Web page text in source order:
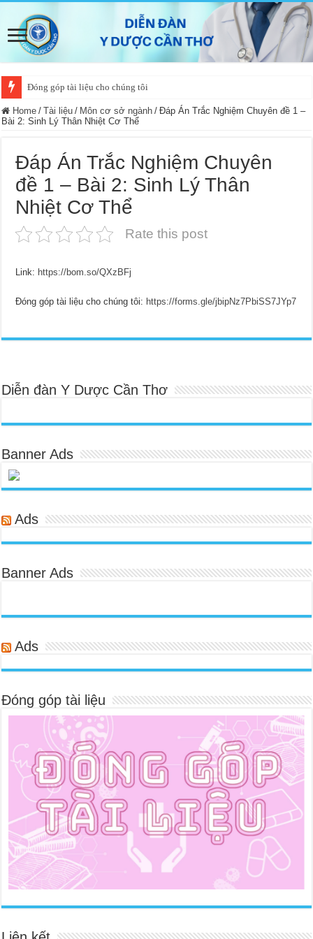
Đóng góp tài liệu cho chúng tôi
Home / Tài liệu / Môn cơ sở ngành / Đáp Án Trắc Nghiệm Chuyên đề 1 –
Bài 2: Sinh Lý Thân Nhiệt Cơ Thể
Đáp Án Trắc Nghiệm Chuyên
đề 1 – Bài 2: Sinh Lý Thân
Nhiệt Cơ Thể
Rate this post
Link: https://bom.so/QXzBFj
Đóng góp tài liệu cho chúng tôi: https://forms.gle/jbipNz7PbiSS7JYp7
Diễn đàn Y Dược Cần Thơ
Banner Ads
Ads
Banner Ads
Ads
Đóng góp tài liệu